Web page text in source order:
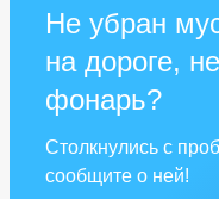
Не убран
на дороге,
фонарь?
Столкнулись с
сообщите о ней!